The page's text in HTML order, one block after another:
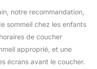
notre recommandation,
sommeil chez les enfants
de coucher
approprié, et une
écrans avant le coucher.